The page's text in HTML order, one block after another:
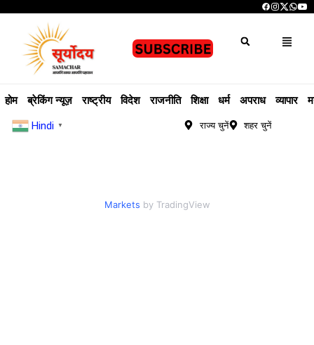
होम ब्रेकिंग न्यूज़ राष्ट्रीय विदेश राजनीति शिक्षा धर्म अपराध व्यापार
Hindi ▼ राज्य चुनें शहर चुनें
Markets by TradingView